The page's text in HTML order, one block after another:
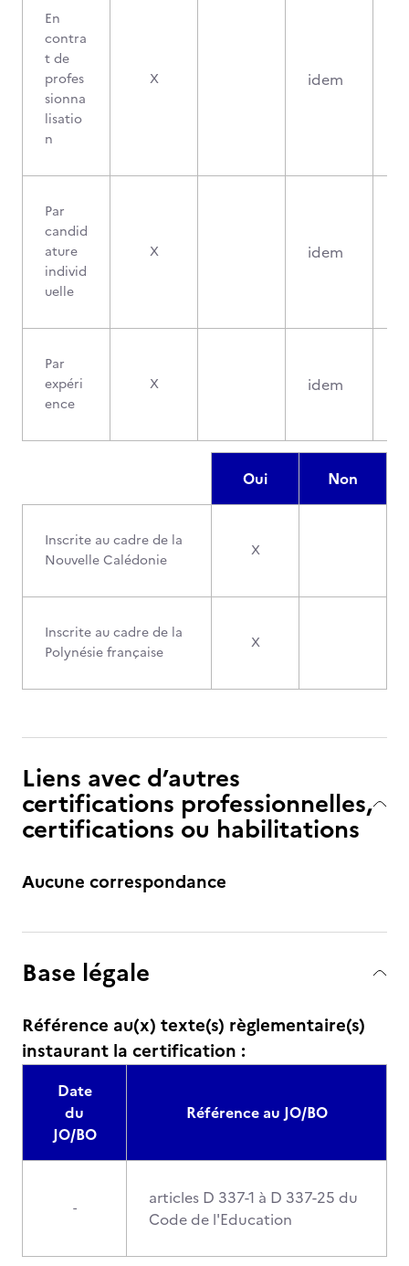
En
contra
t de
profes
sionna
lisatio
n
X idem
Par
candid
ature
individ
uelle
X idem
Par
expéri
ence
X idem
Oui Non
Inscrite au cadre de la
Nouvelle Calédonie
X
Inscrite au cadre de la
Polynésie française
X
Liens avec d’autres
certifications professionnelles,
certifications ou habilitations
Aucune correspondance
Base légale
Référence au(x) texte(s) règlementaire(s)
instaurant la certification :
Date
du
JO/BO
Référence au JO/BO
-
articles D 337-1 à D 337-25 du
Code de l'Education